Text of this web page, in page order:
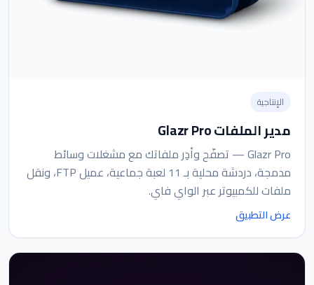
الإنتاجية
مدير الملفات Glazr Pro
Glazr Pro — تصفّح وأدِر ملفاتك مع مشغلات وسائط
مدمجة، دردشة محلية بـ 11 لعبة جماعية، عميل FTP، ونقل
ملفات للكمبيوتر عبر الواي فاي.
عرض التطبيق